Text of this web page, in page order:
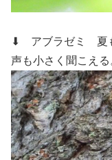
⬇ アブラゼミ 夏
声も小さく聞こえる